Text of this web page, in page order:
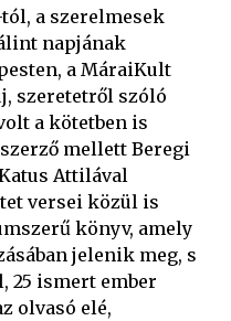
a szerelmesek
napjának
a MáraiKult
szeretetről szóló
a kötetben is
mellett Beregi
Attilával
versei közül is
könyv, amely
jelenik meg, s
25 ismert ember
olvasó elé,